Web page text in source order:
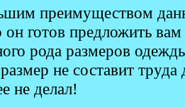
преимуществом
он готов предложить
рода размеров
не составит
не делал!